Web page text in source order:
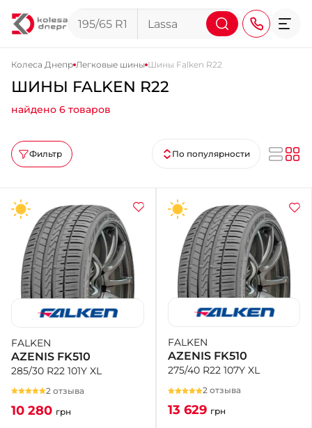
+38 (095) 276-44-44
+38 (067) 911-14-14
- на Щепкина
+38 (098) 911-911-0
- на Тополе
+38 (098) 911-911-4
- на Калиновой
+38 (077) 7-184-184
- Донецкое шоссе
+38 (050)-911-911-2
- Щепкина
+38 (099)-643-33-77
- Тополь
+38 (068)-923-74-19
- Калиновая
Колеса Днепр Легковые шины Шины Falken R22
ШИНЫ FALKEN R22
найдено 6 товаров
Фильтр По популярности
FALKEN
AZENIS FK510
285/30 R22 101Y XL
2 отзыва
10 280 грн
FALKEN
AZENIS FK510
275/40 R22 107Y XL
2 отзыва
13 629 грн